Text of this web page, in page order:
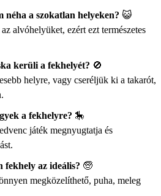
néha a szokatlan helyeken? 😺
alvóhelyüket, ezért ezt természetes
kerüli a fekhelyét? 🚫
helyre, vagy cseréljük ki a takarót,
a fekhelyre? 🎠
játék megnyugtatja és
fekhely az ideális? 🧓
megközelíthető, puha, meleg